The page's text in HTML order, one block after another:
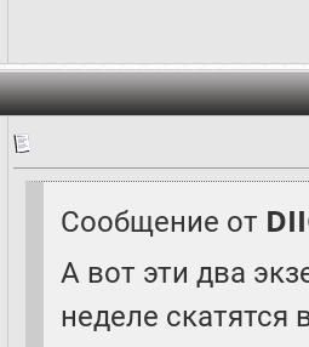
Сообщение от
А вот эти два
неделе скатятся